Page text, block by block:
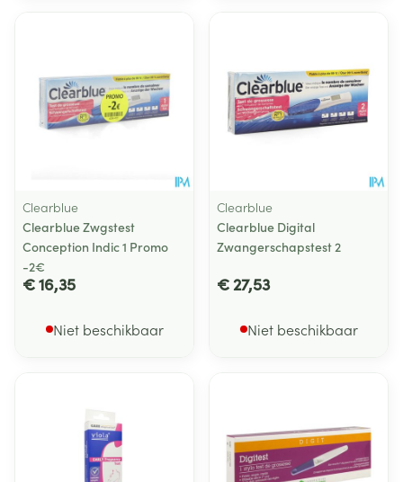
Clearblue
Clearblue Zwgstest
Conception Indic 1 Promo
-2€
€ 16,35
Niet beschikbaar
Clearblue
Clearblue Digital
Zwangerschapstest 2
€ 27,53
Niet beschikbaar